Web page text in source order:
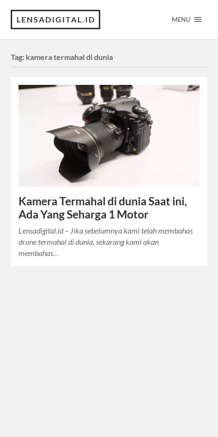
LENSADIGITAL.ID MENU
Tag: kamera termahal di dunia
Kamera Termahal di dunia Saat ini,
Ada Yang Seharga 1 Motor
Lensadigital.id – Jika sebelumnya kami telah membahas
drone termahal di dunia, sekarang kami akan
membahas…